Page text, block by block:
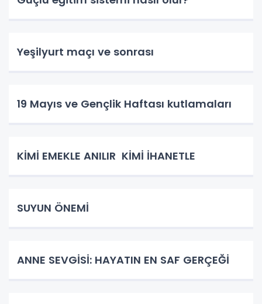
Yeşilyurt maçı ve sonrası
19 Mayıs ve Gençlik Haftası kutlamaları
KİMİ EMEKLE ANILIR KİMİ İHANETLE
SUYUN ÖNEMİ
ANNE SEVGİSİ: HAYATIN EN SAF GERÇEĞİ